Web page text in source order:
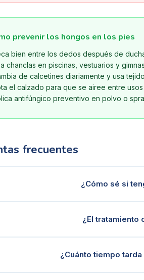
prevenir los hongos en los pies
bien entre los dedos después de
chanclas en piscinas, vestuarios y
de calcetines diariamente y usa
el calzado para que se airee entre usos
antifúngico preventivo en polvo o
frecuentes
¿Cómo sé si
¿El tratamiento
¿Cuánto tiempo